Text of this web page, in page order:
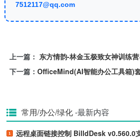
7512117@qq.com
上一篇： 东方情韵-林金玉极致女神训练
下一篇： OfficeMind(AI智能办公工具箱)
常用/办公/绿化-最新内容
远程桌面链接控制 BilldDesk v0.560.0